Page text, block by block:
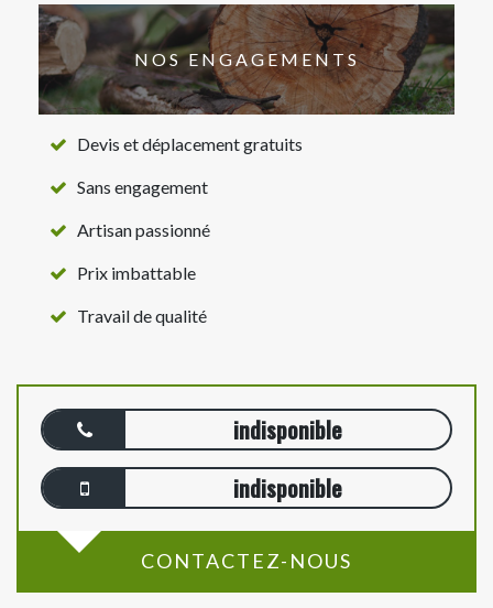
NOS ENGAGEMENTS
Devis et déplacement gratuits
Sans engagement
Artisan passionné
Prix imbattable
Travail de qualité
indisponible
indisponible
CONTACTEZ-NOUS